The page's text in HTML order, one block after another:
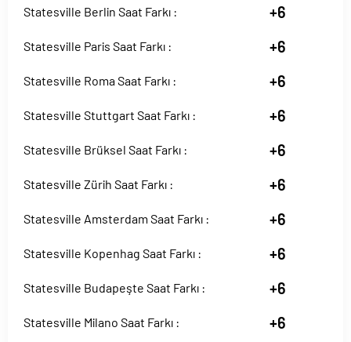
Statesville Berlin Saat Farkı : +6
Statesville Paris Saat Farkı : +6
Statesville Roma Saat Farkı : +6
Statesville Stuttgart Saat Farkı : +6
Statesville Brüksel Saat Farkı : +6
Statesville Zürih Saat Farkı : +6
Statesville Amsterdam Saat Farkı : +6
Statesville Kopenhag Saat Farkı : +6
Statesville Budapeşte Saat Farkı : +6
Statesville Milano Saat Farkı : +6